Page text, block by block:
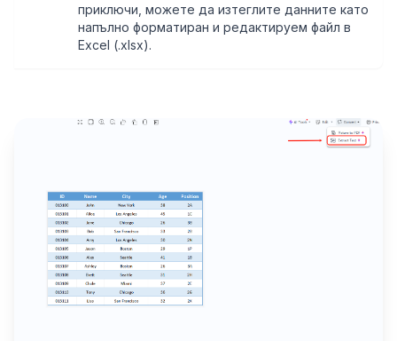
приключи, можете да изтеглите данните като
напълно форматиран и редактируем файл в
Excel (.xlsx).